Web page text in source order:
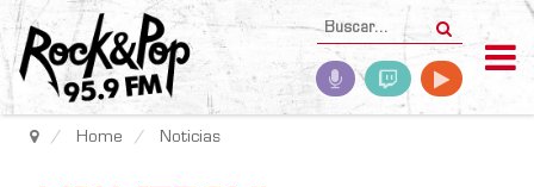
Home Noticias